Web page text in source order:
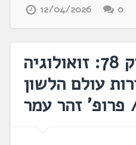
12/04/2026 0
"קולולושה" פרק 78: זואולוגיה
עולם הלשון
פרופ' זהר עמר